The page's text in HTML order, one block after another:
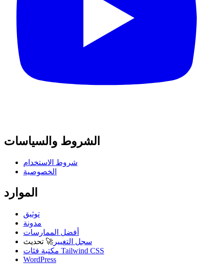
الشروط والسياسات
شروط الاستخدام
الخصوصية
الموارد
توثيق
مدونة
أفضل الممارسات
سجل التغيير 🚀 تحديث
مكتبة فئات Tailwind CSS
WordPress